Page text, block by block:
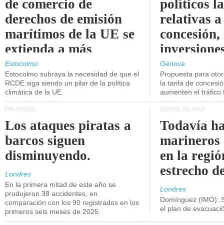
de comercio de
derechos de emisión
marítimos de la UE se
extienda a más
buques.
Estocolmo
Estocolmo subraya la necesidad de que el
RCDE siga siendo un pilar de la política
climática de la UE.
políticos
relativas a
concesión,
Génova
Propuesta para
la tarifa de
aumenten el tráfico
PIRATERÍA
Los ataques piratas a
barcos siguen
disminuyendo.
Londres
En la primera mitad de este año se
produjeron 38 accidentes, en
comparación con los 90 registrados en los
primeros seis meses de 2025.
GENTE DE MAR
Todavía
marineros
en la
estrecho
Londres
Domínguez (IMO):
el plan de